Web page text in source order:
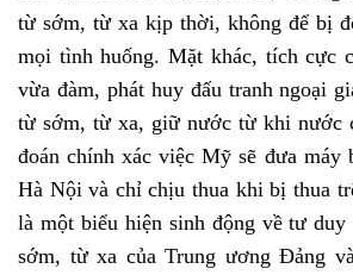
từ sớm, từ xa kịp thời, không để bị
mọi tình huống. Mặt khác, tích cực
vừa đàm, phát huy đấu tranh ngoại
từ sớm, từ xa, giữ nước từ khi nước
đoán chính xác việc Mỹ sẽ đưa máy
Hà Nội và chỉ chịu thua khi bị thua
là một biểu hiện sinh động về tư
sớm, từ xa của Trung ương Đảng